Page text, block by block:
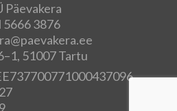
Päevakera
5666 3876
51007 Tartu